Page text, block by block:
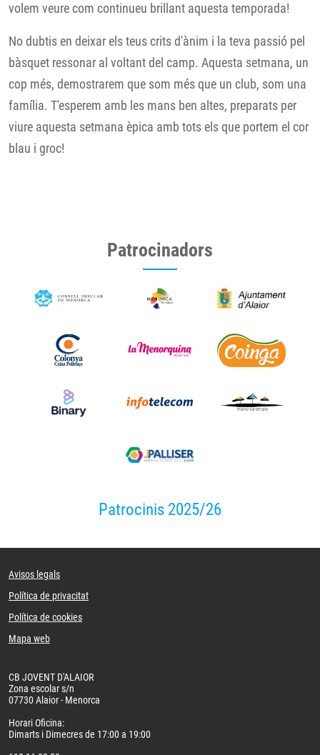
volem veure com continueu brillant aquesta temporada!
No dubtis en deixar els teus crits d'ànim i la teva passió pel
bàsquet ressonar al voltant del camp. Aquesta setmana, un
cop més, demostrarem que som més que un club, som una
família. T'esperem amb les mans ben altes, preparats per
viure aquesta setmana èpica amb tots els que portem el cor
blau i groc!
Patrocinadors
Patrocinis 2025/26
Avisos legals
Política de privacitat
Política de cookies
Mapa web
CB JOVENT D'ALAIOR
Zona escolar s/n
07730 Alaior - Menorca
Horari Oficina:
Dimarts i Dimecres de 17:00 a 19:00